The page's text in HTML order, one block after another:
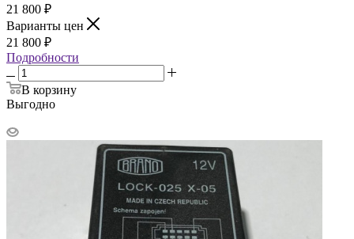
21 800 ₽
Варианты цен
21 800 ₽
Подробности
В корзину
Выгодно